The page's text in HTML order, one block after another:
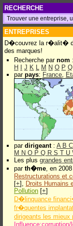
RECHERCHE
ENTREPRISES
D�couvrez la r�alit�
des marques!
Recherche par nom :
H
J K L M N O P Q
par pays: France,
par dirigeant: A B C
M N O P Q R S T U
Les plus grandes
par th�me, en
Restructurations et
[+], Droits Humains
Pollution [+]
D�linquance
fr�quentes
dirigeants les
Influence:corruption/